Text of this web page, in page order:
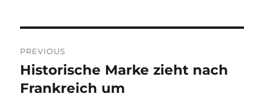
navigation
PREVIOUS
Previous
post:
Historische Marke zieht nach
Frankreich um